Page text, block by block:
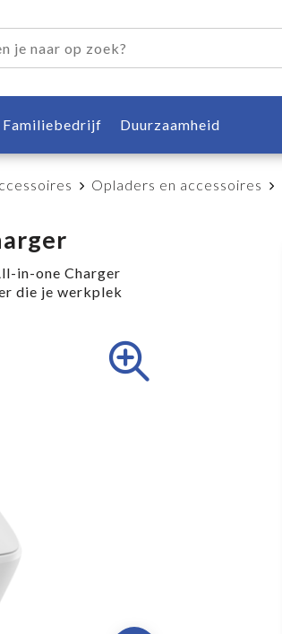
Familiebedrijf Duurzaamheid
Opladers en accessoires
in-one Charger
die je werkplek